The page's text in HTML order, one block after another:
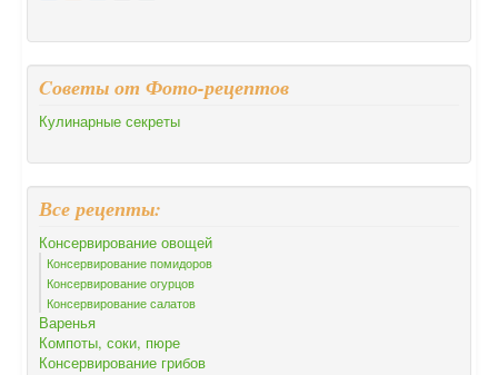
Cоветы от Фото-рецептов
Кулинарные секреты
Все рецепты:
Консервирование овощей
Консервирование помидоров
Консервирование огурцов
Консервирование салатов
Варенья
Компоты, соки, пюре
Консервирование грибов